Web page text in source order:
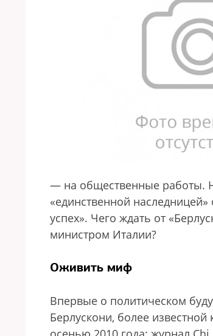
— на общественные работы.
«единственной
успех». Чего ждать от
министром Италии?
Оживить миф
Впервые о политическом
Берлускони, более